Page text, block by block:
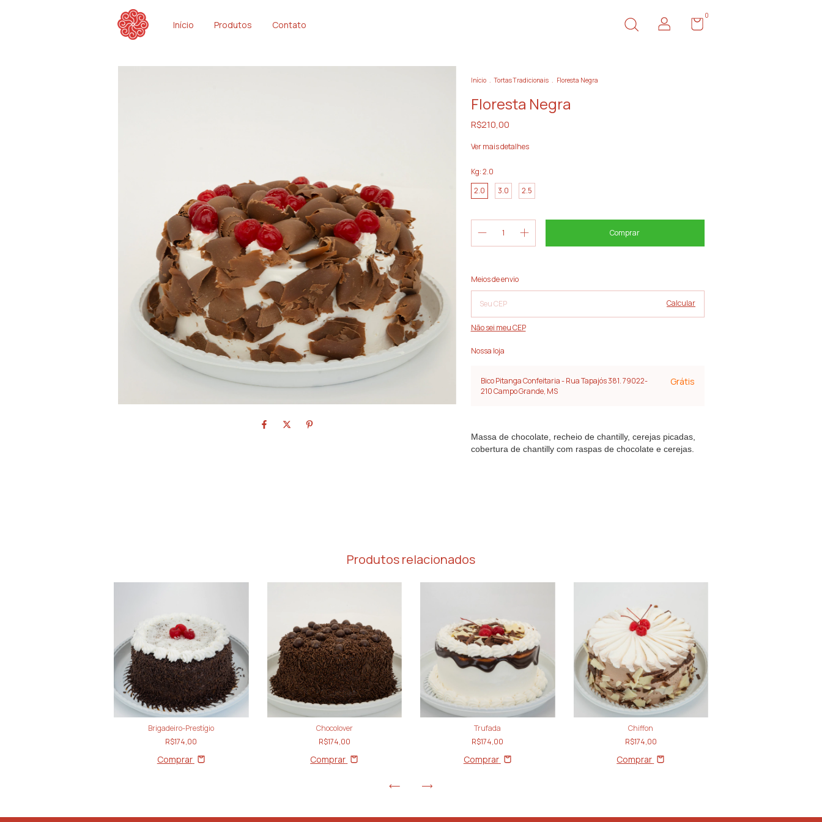
Início Produtos Contato
0
Início . Tortas Tradicionais . Floresta Negra
Floresta Negra
R$210,00
Ver mais detalhes
Kg:2.0
2.0
3.0 2.5
Entregas para o CEP:
Meios de envio
Calcular
Não sei meu CEP
Nossa loja
Bico Pitanga Confeitaria - Rua Tapajós 381. 79022-
210 Campo Grande, MS
Grátis
Massa de chocolate, recheio de chantilly, cerejas picadas,
cobertura de chantilly com raspas de chocolate e cerejas.
Produtos relacionados
Brigadeiro-Prestígio
R$174,00
Comprar
Chocolover
R$174,00
Comprar
Trufada
R$174,00
Comprar
Chiffon
R$174,00
Comprar